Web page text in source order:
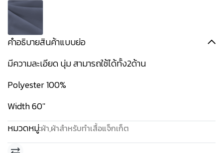
คำอธิบายสินค้าแบบย่อ
มีความละเอียด นุ่ม สามารถใช้ได้ทั้ง2ด้าน
Polyester 100%
Width 60''
หมวดหมู่:ผ้า,ผ้าสำหรับทำเสื้อแจ็กเก็ต